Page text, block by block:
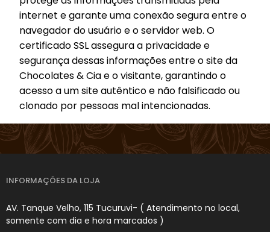
internet e garante uma conexão segura entre o
navegador do usuário e o servidor web. O
certificado SSL assegura a privacidade e
segurança dessas informações entre o site da
Chocolates & Cia e o visitante, garantindo o
acesso a um site autêntico e não falsificado ou
clonado por pessoas mal intencionadas.
INFORMAÇÕES DA LOJA
AV. Tanque Velho, 115 Tucuruvi- ( Atendimento no local,
somente com dia e hora marcados )